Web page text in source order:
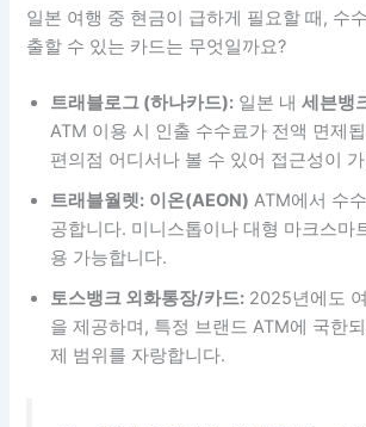
일본 여행 중 현금이 급하게 필요할 때, 수
출할 수 있는 카드는 무엇일까요?
트래블로그 (하나카드): 일본 내세븐뱅
ATM 이용 시 인출 수수료가 전액 면제
편의점 어디서나 볼 수 있어 접근성이
트래블월렛: 이온(AEON) ATM에서 수
공합니다. 미니스톱이나 대형 마크스마
용 가능합니다.
토스뱅크 외화통장/카드: 2025년에도
을 제공하며, 특정 브랜드 ATM에 국한
제 범위를 자랑합니다.